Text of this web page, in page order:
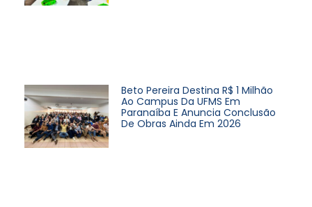
Beto Pereira Destina R$ 1 Milhão
Ao Campus Da UFMS Em
Paranaíba E Anuncia Conclusão
De Obras Ainda Em 2026